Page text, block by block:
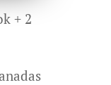
+ 2